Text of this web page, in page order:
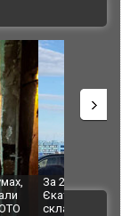
в
"Мої